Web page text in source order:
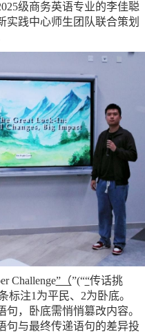
级商务英语专业的李佳聪
实践中心师生团队联合策划
Challenge”（”(““传话挑
标注1为平民、2为卧底。
，卧底需悄悄篡改内容。
句与最终传递语句的差异投